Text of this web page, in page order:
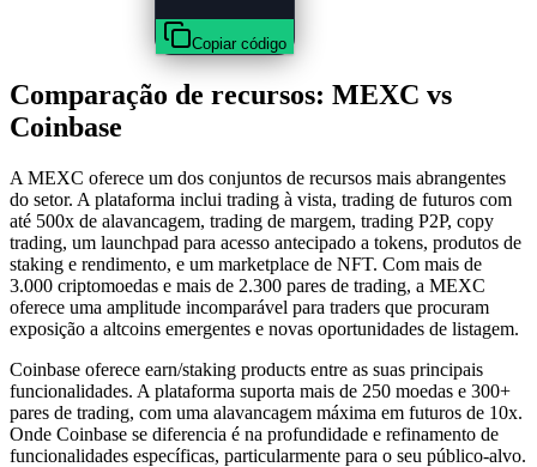
Copiar código
Comparação de recursos: MEXC vs
Coinbase
A MEXC oferece um dos conjuntos de recursos mais abrangentes
do setor. A plataforma inclui trading à vista, trading de futuros com
até 500x de alavancagem, trading de margem, trading P2P, copy
trading, um launchpad para acesso antecipado a tokens, produtos de
staking e rendimento, e um marketplace de NFT. Com mais de
3.000 criptomoedas e mais de 2.300 pares de trading, a MEXC
oferece uma amplitude incomparável para traders que procuram
exposição a altcoins emergentes e novas oportunidades de listagem.
Coinbase oferece earn/staking products entre as suas principais
funcionalidades. A plataforma suporta mais de 250 moedas e 300+
pares de trading, com uma alavancagem máxima em futuros de 10x.
Onde Coinbase se diferencia é na profundidade e refinamento de
funcionalidades específicas, particularmente para o seu público-alvo.